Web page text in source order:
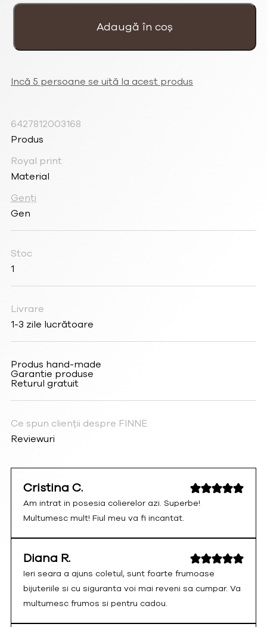
Cantitate
Adaugă în coș
Incă 5 persoane se uită la acest produs
6427812003168
Produs
Royal print
Material
Genți
Gen
Stoc
1
Livrare
1-3 zile lucrătoare
Produs hand-made
Garantie produse
Returul gratuit
Ce spun clienții despre FINNE
Reviewuri
Cristina C.
Am intrat in posesia colierelor azi. Superbe!
Multumesc mult! Fiul meu va fi incantat.
Diana R.
Ieri seara a ajuns coletul, sunt foarte frumoase
bijuteriile si cu siguranta voi mai reveni sa cumpar. Va
multumesc frumos si pentru cadou.